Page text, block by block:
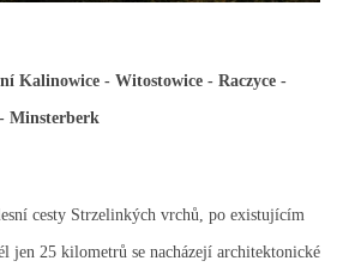
Kalinowice - Witostowice - Raczyce -
Minsterberk
cesty Strzelinkých vrchů, po existujícím
jen 25 kilometrů se nacházejí architektonické